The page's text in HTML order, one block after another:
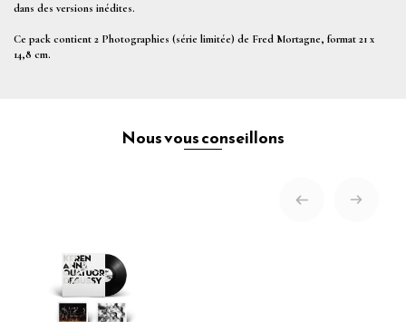
dans des versions inédites.
Ce pack contient 2 Photographies (série limitée) de Fred Mortagne, format 21 x
14,8 cm.
Nous vous conseillons